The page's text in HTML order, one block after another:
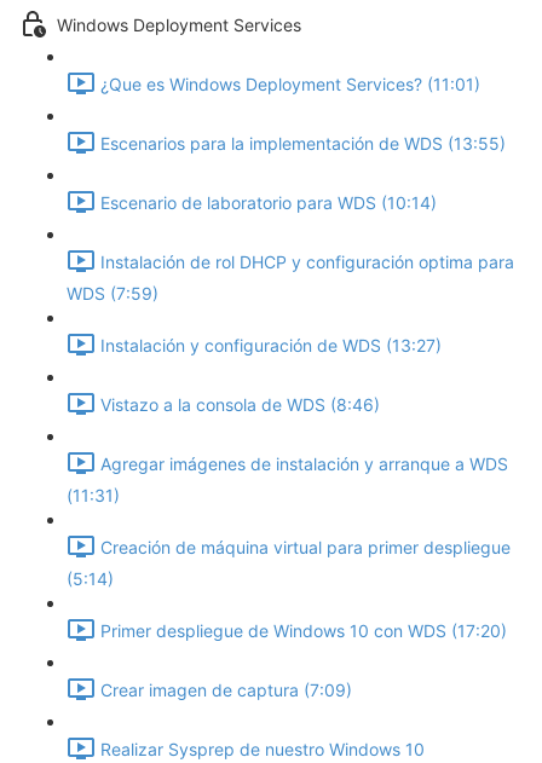
Windows Deployment Services
¿Que es Windows Deployment Services? (11:01)
Escenarios para la implementación de WDS (13:55)
Escenario de laboratorio para WDS (10:14)
Instalación de rol DHCP y configuración optima para
WDS (7:59)
Instalación y configuración de WDS (13:27)
Vistazo a la consola de WDS (8:46)
Agregar imágenes de instalación y arranque a WDS
(11:31)
Creación de máquina virtual para primer despliegue
(5:14)
Primer despliegue de Windows 10 con WDS (17:20)
Crear imagen de captura (7:09)
Realizar Sysprep de nuestro Windows 10